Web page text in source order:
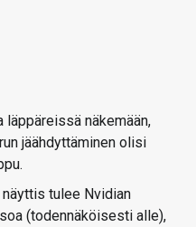
läppäreissä näkemään,
jäähdyttäminen olisi
tulee Nvidian
(todennäköisesti alle),